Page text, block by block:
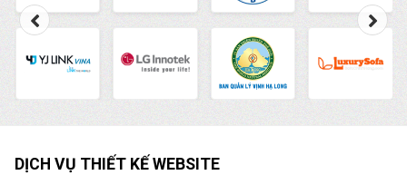
DỊCH VỤ THIẾT KẾ WEBSITE